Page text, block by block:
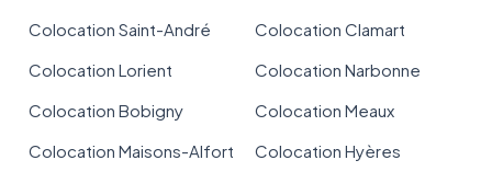
Colocation Saint-André
Colocation Clamart
Colocation Lorient
Colocation Narbonne
Colocation Bobigny
Colocation Meaux
Colocation Maisons-Alfort
Colocation Hyères